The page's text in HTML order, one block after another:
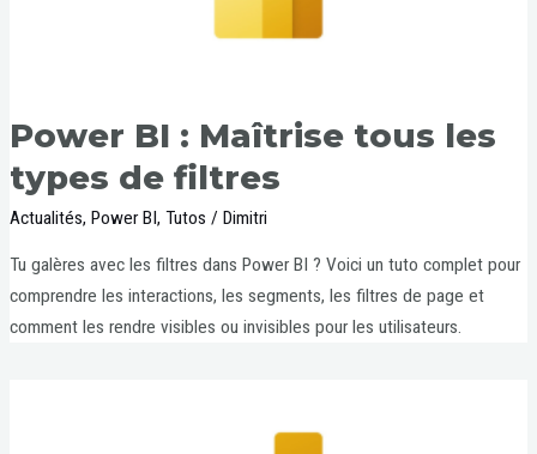
Power BI : Maîtrise tous les
types de filtres
Actualités,Power BI,Tutos /Dimitri
Tu galères avec les filtres dans Power BI ? Voici un tuto complet pour
comprendre les interactions, les segments, les filtres de page et
comment les rendre visibles ou invisibles pour les utilisateurs.